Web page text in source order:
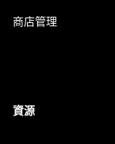
商店管理
資源